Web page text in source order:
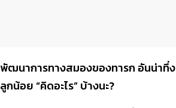
พัฒนาการทางสมองของทารก อันน่าทึ่ง
ลูกน้อย “คิดอะไร” บ้างนะ?